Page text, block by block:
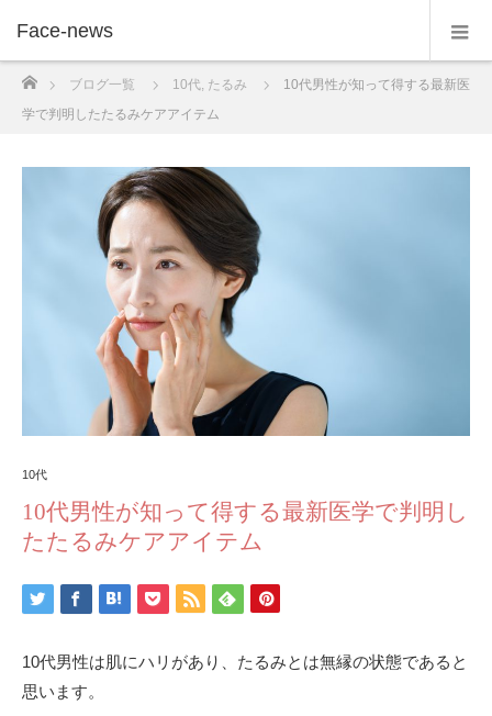
Face-news
ブログ一覧 10代, たるみ
10代男性が知って得する最新医
学で判明したたるみケアアイテム
10代
10代男性が知って得する最新医学で判明し
たたるみケアアイテム
10代男性は肌にハリがあり、たるみとは無縁の状態であると
思います。